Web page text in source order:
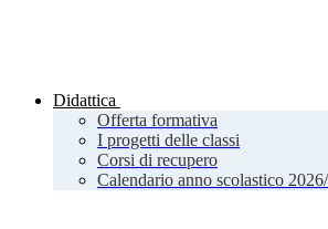
Didattica
Offerta formativa
I progetti delle classi
Corsi di recupero
Calendario anno scolastico